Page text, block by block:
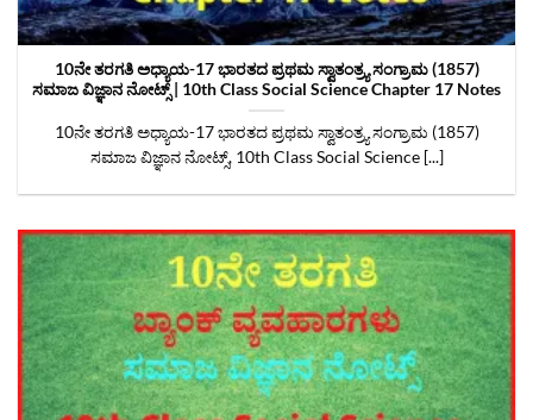
10ನೇ ತರಗತಿ ಅಧ್ಯಾಯ-17 ಭಾರತದ ಪ್ರಥಮ ಸ್ವಾತಂತ್ರ್ಯ ಸಂಗ್ರಾಮ (1857)
ಸಮಾಜ ವಿಜ್ಞಾನ ನೋಟ್ಸ್‌ | 10th Class Social Science Chapter 17 Notes
10ನೇ ತರಗತಿ ಅಧ್ಯಾಯ-17 ಭಾರತದ ಪ್ರಥಮ ಸ್ವಾತಂತ್ರ್ಯ ಸಂಗ್ರಾಮ (1857)
ಸಮಾಜ ವಿಜ್ಞಾನ ನೋಟ್ಸ್‌, 10th Class Social Science [...]